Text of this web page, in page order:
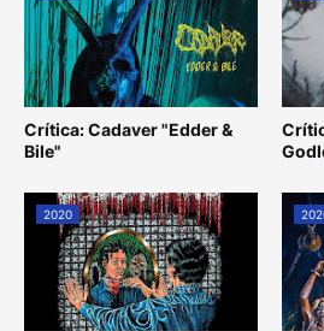
Crítica: Cadaver "Edder &
Bile"
2020